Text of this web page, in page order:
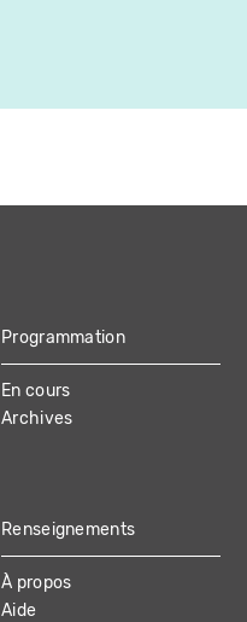
Programmation
En cours
Archives
Renseignements
À propos
Aide